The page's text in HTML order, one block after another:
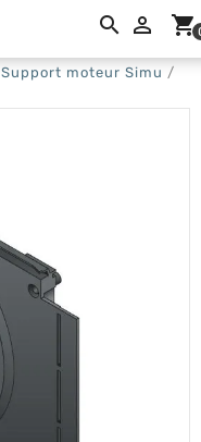
 shopping_cart
Support moteur Simu